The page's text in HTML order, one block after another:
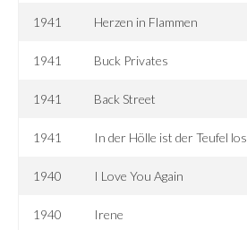
1941 Herzen in Flammen
1941 Buck Privates
1941 Back Street
1941 In der Hölle ist der Teufel los
1940 I Love You Again
1940 Irene